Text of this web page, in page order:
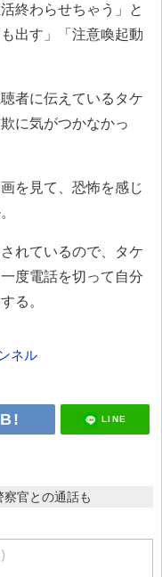
終わらせちゃう」と
出す」「注意喚起動
者に伝えているタケ
に気がつかなかっ
を見て、恐怖を感じ
れているので、タケ
度電話を切って自分
る。
ネル
LINE
官との通話も